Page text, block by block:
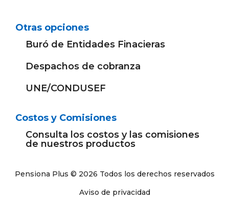
Otras opciones
Buró de Entidades Finacieras
Despachos de cobranza
UNE/CONDUSEF
Costos y Comisiones
Consulta los costos y las comisiones
de nuestros productos
Pensiona Plus © 2026 Todos los derechos reservados
Aviso de privacidad